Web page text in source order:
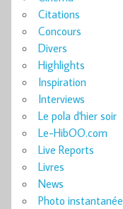
Citations
Concours
Divers
Highlights
Inspiration
Interviews
Le pola d'hier soir
Le-HibOO.com
Live Reports
Livres
News
Photo instantanée